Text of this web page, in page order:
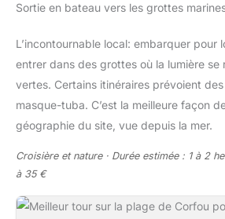
Sortie en bateau vers les grottes
L’incontournable local: embarquer pour
entrer dans des grottes où la lumière se
vertes. Certains itinéraires prévoient
masque-tuba. C’est la meilleure façon
géographie du site, vue depuis la mer.
Croisière et nature · Durée estimée : 1 à 2
à 35 €